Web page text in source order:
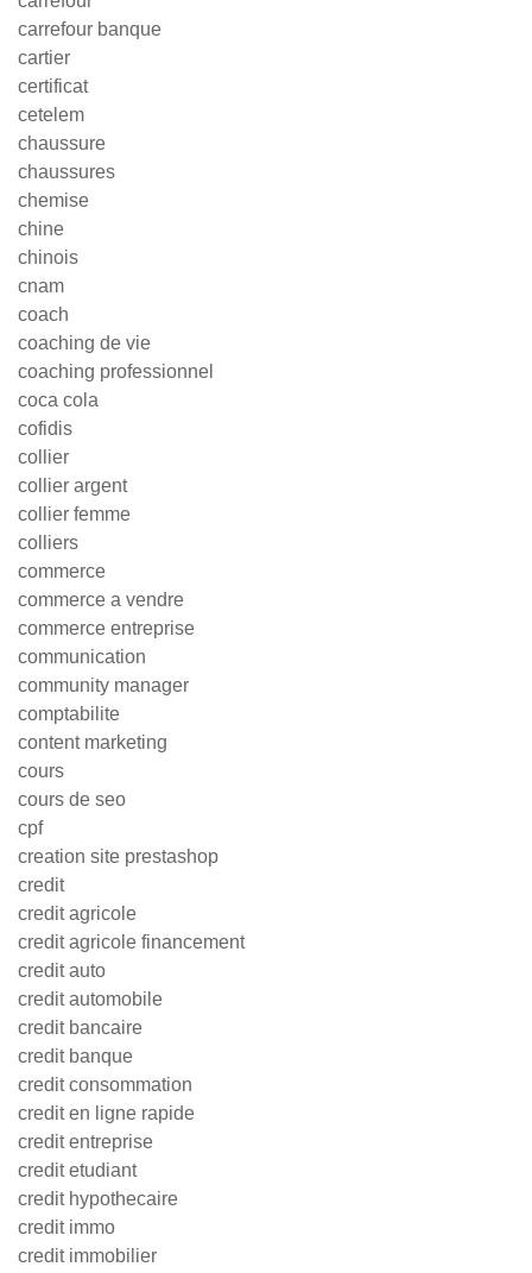
carrefour banque
cartier
certificat
cetelem
chaussure
chaussures
chemise
chine
chinois
cnam
coach
coaching de vie
coaching professionnel
coca cola
cofidis
collier
collier argent
collier femme
colliers
commerce
commerce a vendre
commerce entreprise
communication
community manager
comptabilite
content marketing
cours
cours de seo
cpf
creation site prestashop
credit
credit agricole
credit agricole financement
credit auto
credit automobile
credit bancaire
credit banque
credit consommation
credit en ligne rapide
credit entreprise
credit etudiant
credit hypothecaire
credit immo
credit immobilier